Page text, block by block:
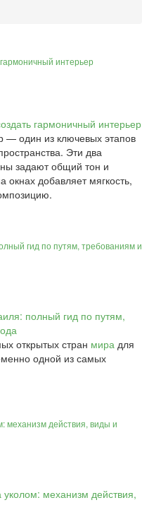
интерьер
— один из ключевых этапов
Эти два
задают общий тон и
окнах добавляет мягкость,
гид по путям, требованиям и
открытых стран мира для
одной из самых
механизм действия, виды и